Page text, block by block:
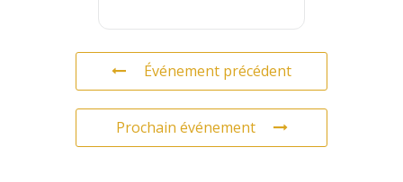
Événement précédent
Prochain événement